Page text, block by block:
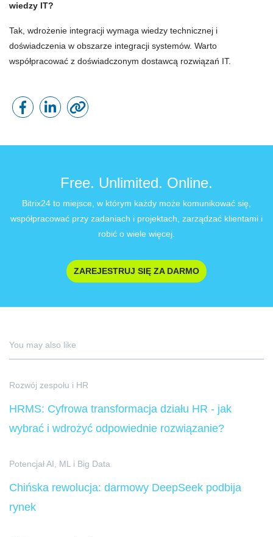
wiedzy IT?
Tak, wdrożenie integracji wymaga wiedzy technicznej i
doświadczenia w obszarze integracji systemów. Warto
współpracować z doświadczonym dostawcą rozwiązań IT.
Free. Unlimited. Online.
Bitrix24 to miejsce, w którym każdy może komunikować się,
współpracować przy zadaniach i projektach, zarządzać klientami i
robić o wiele więcej.
ZAREJESTRUJ SIĘ ZA DARMO
You may also like
Rozwój zespołu i HR
HRMS: Cyfrowa transformacja działu HR - jak
wybrać i wdrożyć odpowiednie rozwiązanie?
Potencjał AI, ML i Big Data
Chińska rewolucja: darmowy DeepSeek podbija
rynek